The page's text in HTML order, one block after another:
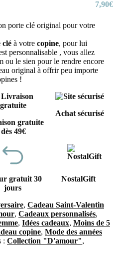
7,90€
porte clé original pour votre
clé à votre copine, pour lui
personnalisable , vous allez
ou le sien pour le rendre encore
original à offrir peu importe
!
gratuite
dès 49€
Achat sécurisé
gratuit 30
jours
NostalGift
, Cadeau Saint-Valentin
, Cadeaux personnalisés,
, Idées cadeaux, Moins de 5
copine, Mode des années
: Collection "D'amour",